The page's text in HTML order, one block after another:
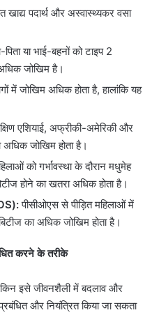
खाद्य पदार्थ और अस्वास्थ्यकर वसा
या भाई-बहनों को टाइप 2
जोखिम है।
में जोखिम अधिक होता है, हालांकि यह
एशियाई, अफ्रीकी-अमेरिकी और
अधिक जोखिम होता है।
को गर्भावस्था के दौरान मधुमेह
होने का खतरा अधिक होता है।
पीसीओएस से पीड़ित महिलाओं में
का अधिक जोखिम होता है।
करने के तरीके
लेकिन इसे जीवनशैली में बदलाव और
और नियंत्रित किया जा सकता